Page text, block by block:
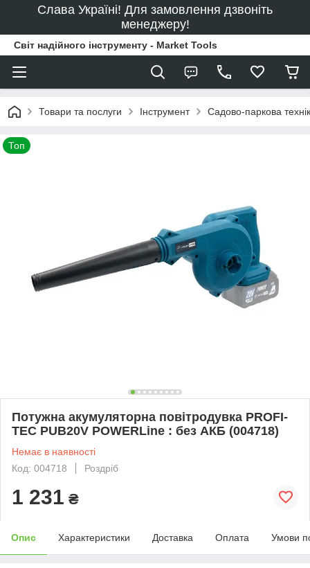
Слава Україні! Для замовлення дзвоніть
менеджеру!
Світ надійного інструменту - Market Tools
Товари та послуги Інструмент Садово-паркова
Топ
Потужна акумуляторна повітродувка PROFI-
TEC PUB20V POWERLine : без АКБ (004718)
Немає в наявності
Код: 004718
Роздріб
1 231 ₴
Опис Характеристики Доставка Оплата Умови